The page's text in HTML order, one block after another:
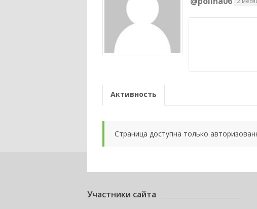
Активность
Страница доступна только
Участники сайта